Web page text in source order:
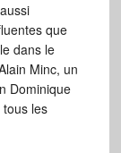
que
dans le
Minc, un
Dominique
les